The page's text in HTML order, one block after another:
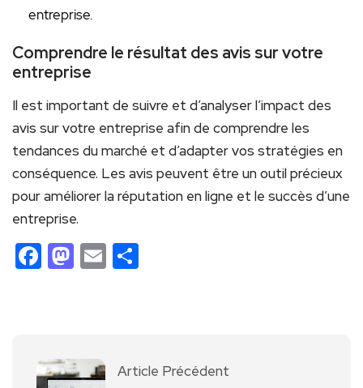
entreprise.
Comprendre le résultat des avis sur votre
entreprise
Il est important de suivre et d’analyser l’impact des
avis sur votre entreprise afin de comprendre les
tendances du marché et d’adapter vos stratégies en
conséquence. Les avis peuvent être un outil précieux
pour améliorer la réputation en ligne et le succès d’une
entreprise.
Facebook
Mastodon
Email
Article Précédent